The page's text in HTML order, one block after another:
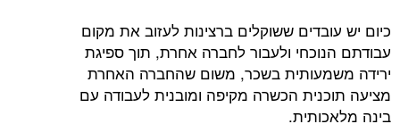
כיום יש עובדים ששוקלים ברצינות לעזוב את מקום
עבודתם הנוכחי ולעבור לחברה אחרת, תוך ספיגת
ירידה משמעותית בשכר, משום שהחברה האחרת
מציעה תוכנית הכשרה מקיפה ומובנית לעבודה עם
בינה מלאכותית.